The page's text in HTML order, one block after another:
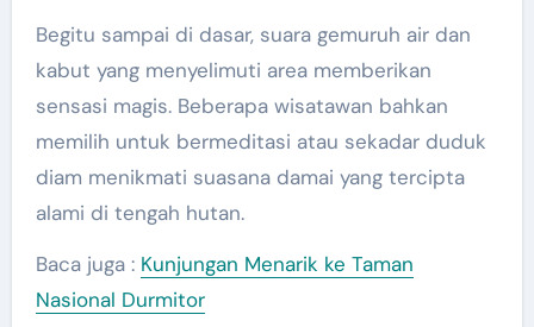
Begitu sampai di dasar, suara gemuruh air dan
kabut yang menyelimuti area memberikan
sensasi magis. Beberapa wisatawan bahkan
memilih untuk bermeditasi atau sekadar duduk
diam menikmati suasana damai yang tercipta
alami di tengah hutan.
Baca juga : Kunjungan Menarik ke Taman
Nasional Durmitor